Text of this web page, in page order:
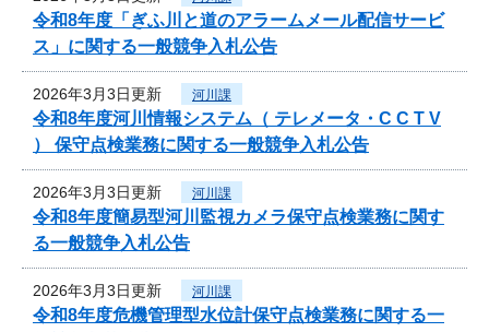
令和8年度「ぎふ川と道のアラームメール配信サービ
ス」に関する一般競争入札公告
2026年3月3日更新 河川課
令和8年度河川情報システム（ テレメータ・C C T V
） 保守点検業務に関する一般競争入札公告
2026年3月3日更新 河川課
令和8年度簡易型河川監視カメラ保守点検業務に関す
る一般競争入札公告
2026年3月3日更新 河川課
令和8年度危機管理型水位計保守点検業務に関する一